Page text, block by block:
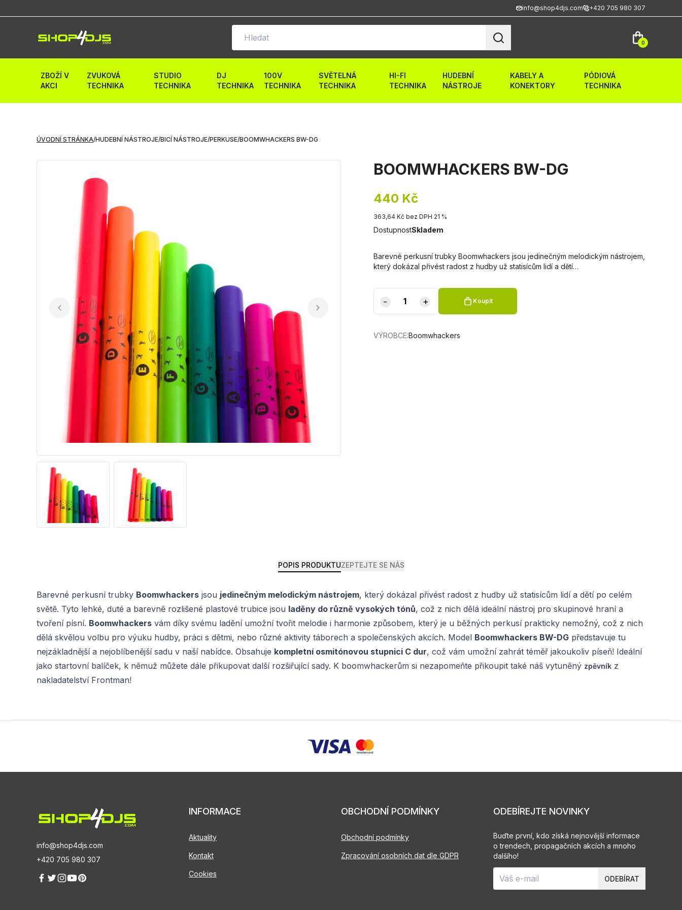
info@shop4djs.com +420 705 980 307
0
ZBOŽÍ V
AKCI
ZVUKOVÁ
TECHNIKA
STUDIO
TECHNIKA
DJ
TECHNIKA
100V
TECHNIKA
SVĚTELNÁ
TECHNIKA
HI-FI
TECHNIKA
HUDEBNÍ
NÁSTROJE
KABELY A
KONEKTORY
PÓDIOVÁ
TECHNIKA
ÚVODNÍ STRÁNKA/HUDEBNÍ NÁSTROJE/BICÍ NÁSTROJE/PERKUSE/BOOMWHACKERS BW-DG
BOOMWHACKERS BW-DG
440 Kč
363,64 Kč bez DPH 21 %
DostupnostSkladem
Barevné perkusní trubky Boomwhackers jsou jedinečným melodickým nástrojem,
který dokázal přivést radost z hudby už statisícům lidí a dětí…
- + Koupit
VÝROBCE:Boomwhackers
POPIS PRODUKTUZEPTEJTE SE NÁS
Barevné perkusní trubky Boomwhackers jsou jedinečným melodickým nástrojem, který dokázal přivést radost z hudby už statisícům lidí a dětí po celém
světě. Tyto lehké, duté a barevně rozlišené plastové trubice jsou laděny do různě vysokých tónů, což z nich dělá ideální nástroj pro skupinové hraní a
tvoření písní. Boomwhackers vám díky svému ladění umožní tvořit melodie i harmonie způsobem, který je u běžných perkusí prakticky nemožný, což z nich
dělá skvělou volbu pro výuku hudby, práci s dětmi, nebo různé aktivity táborech a společenských akcích. Model Boomwhackers BW-DG představuje tu
nejzákladnější a nejoblíbenější sadu v naší nabídce. Obsahuje kompletní osmitónovou stupnici C dur, což vám umožní zahrát téměř jakoukoliv píseň! Ideální
jako startovní balíček, k němuž můžete dále přikupovat další rozšiřující sady. K boomwhackerům si nezapomeňte přikoupit také náš vytuněný zpěvník z
nakladatelství Frontman!
info@shop4djs.com
+420 705 980 307
INFORMACE
Aktuality
Kontakt
Cookies
OBCHODNÍ PODMÍNKY
Obchodní podmínky
Zpracování osobních dat dle GDPR
ODEBÍREJTE NOVINKY
Buďte první, kdo získá nejnovější informace
o trendech, propagačních akcích a mnoho
dalšího!
ODEBÍRAT